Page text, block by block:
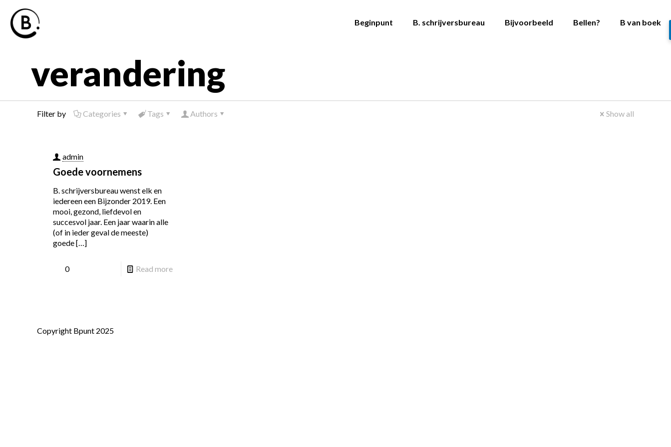
Beginpunt B. schrijversbureau Bijvoorbeeld Bellen? B van boek
verandering
Filter by Categories Tags Authors Show all
admin
Goede voornemens
B. schrijversbureau wenst elk en
iedereen een Bijzonder 2019. Een
mooi, gezond, liefdevol en
succesvol jaar. Een jaar waarin alle
(of in ieder geval de meeste)
goede[…]
0 Read more
Copyright Bpunt 2025